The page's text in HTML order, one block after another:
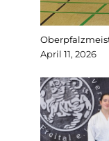
April 11, 2026